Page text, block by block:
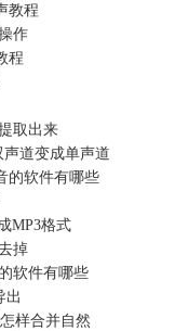
教程
作
程
取出来
声道变成单声道
的软件有哪些
MP3格式
掉
软件有哪些
出
样合并自然